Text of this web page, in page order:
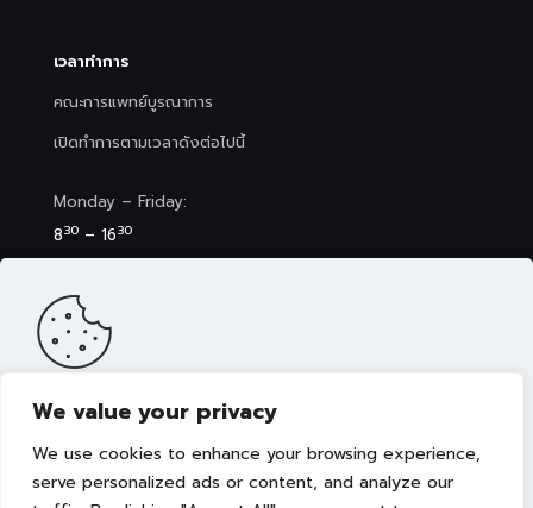
We value your privacy
We use cookies to enhance your browsing experience,
serve personalized ads or content, and analyze our
เวลาทำการ
คณะการแพทย์บูรณาการ
เปิดทำการตามเวลาดังต่อไปนี้
Monday – Friday:
830 – 1630
8 30– 17
เว็บไซต์นี้มีการจัดเก็บคุกกี้เพื่อมอบประสบการณ์การใช้งานเว็บไซต์ของ
ขาย เลือกเนื้อหาที่เหมาะสมให้กับคุณอย่างเป็นส่วนตัว ท่านสามารถศึกษา
นโยบายการใช้คุกกี้ (Cookies Policy)ได้ที่ลิงค์นี้ การใช้งานเว็บไซต์นี้
เป็นการยอมรับข้อกำหนดและยินยอมให้เราจัดเก็บคุ้กกี้ตามนโยบายที่แจ้ง